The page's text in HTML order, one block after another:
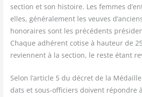
sec­tion et son his­toire. Les femmes
elles, géné­ra­le­ment les veuves
hono­raires sont les pré­cé­dents
Chaque adhé­rent cotise à hau­teur de
reviennent à la sec­tion, le reste étant
Selon l’article 5 du décret de la
dats et sous-offi­ciers doivent répondre